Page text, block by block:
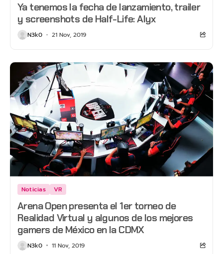
Ya tenemos la fecha de lanzamiento, trailer
y screenshots de Half-Life: Alyx
N3k0 21 Nov, 2019
Noticias VR
Arena Open presenta el 1er torneo de
Realidad Virtual y algunos de los mejores
gamers de México en la CDMX
N3k0 11 Nov, 2019